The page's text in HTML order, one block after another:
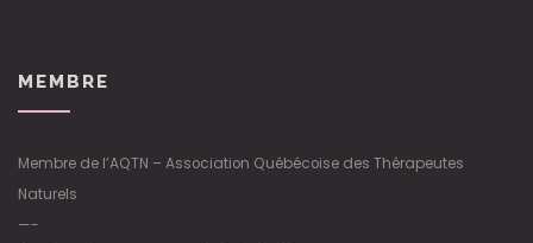
MEMBRE
Membre de l’AQTN – Association Québécoise des Thérapeutes
Naturels
—-